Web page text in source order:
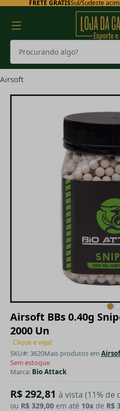
FRETE GRÁTISSul/Sudeste
Airsoft
Airsoft BBs 0.40g
2000 Un
Clique e veja!
SKU#: 3620Mais produtos em
Sem estoque
Marca: Bio Attack
R$ 292,81 à vista (11% de
ou R$ 329,00 em até 10x de R$